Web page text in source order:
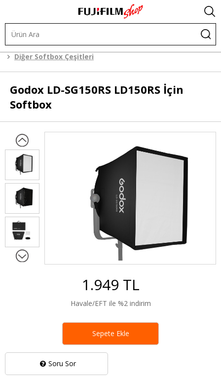
Diğer Softbox Çeşitleri
Godox LD-SG150RS LD150RS İçin
Softbox
Soru Sor
1.949 TL
Havale/EFT ile %2 indirim
Sepete Ekle